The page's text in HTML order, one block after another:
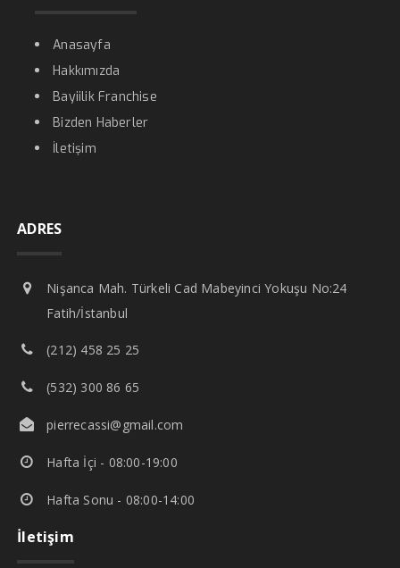
Anasayfa
Hakkımızda
Bayiilik Franchise
Bizden Haberler
İletişim
ADRES
Nişanca Mah. Türkeli Cad Mabeyinci Yokuşu No:24
Fatih/İstanbul
(212) 458 25 25
(532) 300 86 65
pierrecassi@gmail.com
Hafta İçi - 08:00-19:00
Hafta Sonu - 08:00-14:00
İletişim